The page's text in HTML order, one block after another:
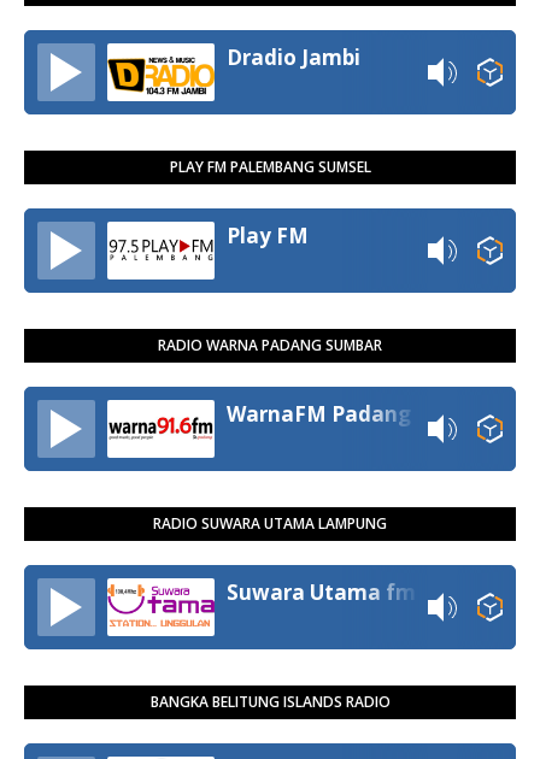
Dradio Jambi
PLAY FM PALEMBANG SUMSEL
Play FM
RADIO WARNA PADANG SUMBAR
WarnaFM Padang
RADIO SUWARA UTAMA LAMPUNG
Suwara Utama fm
BANGKA BELITUNG ISLANDS RADIO